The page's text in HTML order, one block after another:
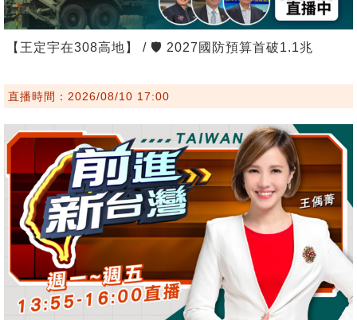
【王定宇在308高地】 / 🛡️ 2027國防預算首破1.1兆
直播時間：2026/08/10 17:00